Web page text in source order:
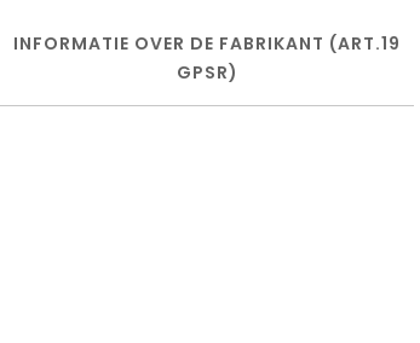
INFORMATIE OVER DE FABRIKANT (ART.19
GPSR)